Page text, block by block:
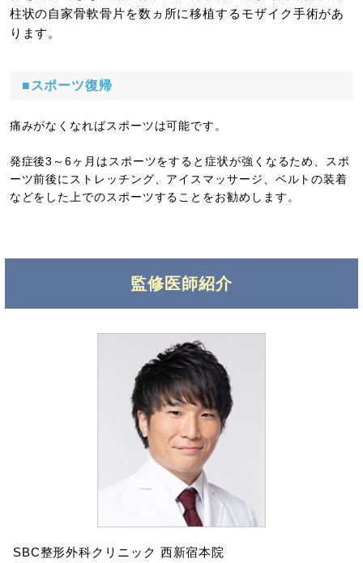
柱状の自家骨軟骨片を数ヵ所に移植するモザイク手術があ
ります。
■スポーツ復帰
痛みがなくなればスポーツは可能です。
発症後3～6ヶ月はスポーツをすると症状が強くなるため、スポ
ーツ前後にストレッチング、アイスマッサージ、ベルトの装着
などをした上でのスポーツすることをお勧めします。
監修医師紹介
SBC整形外科クリニック 西新宿本院